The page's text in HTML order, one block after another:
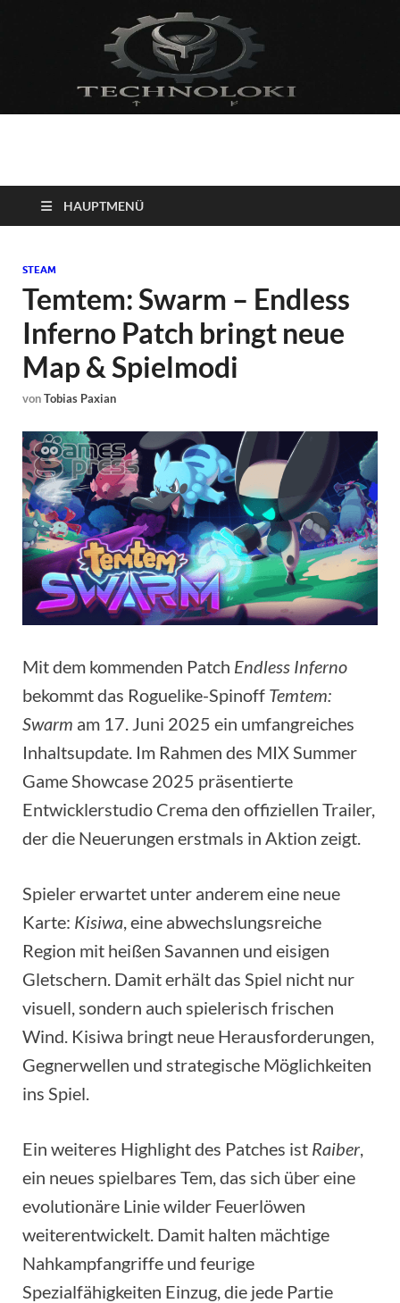
Technoloki: Gaming
und Entertainment
News
Blockbuster, Indie-Perlen und Retro-Klassiker.
HAUPTMENÜ
STEAM
Temtem: Swarm – Endless
Inferno Patch bringt neue
Map & Spielmodi
vonTobias Paxian
Mit dem kommenden Patch Endless Inferno
bekommt das Roguelike-Spinoff Temtem:
Swarm am 17. Juni 2025 ein umfangreiches
Inhaltsupdate. Im Rahmen des MIX Summer
Game Showcase 2025 präsentierte
Entwicklerstudio Crema den offiziellen Trailer,
der die Neuerungen erstmals in Aktion zeigt.
Spieler erwartet unter anderem eine neue
Karte: Kisiwa, eine abwechslungsreiche
Region mit heißen Savannen und eisigen
Gletschern. Damit erhält das Spiel nicht nur
visuell, sondern auch spielerisch frischen
Wind. Kisiwa bringt neue Herausforderungen,
Gegnerwellen und strategische Möglichkeiten
ins Spiel.
Ein weiteres Highlight des Patches ist Raiber,
ein neues spielbares Tem, das sich über eine
evolutionäre Linie wilder Feuerlöwen
weiterentwickelt. Damit halten mächtige
Nahkampfangriffe und feurige
Spezialfähigkeiten Einzug, die jede Partie